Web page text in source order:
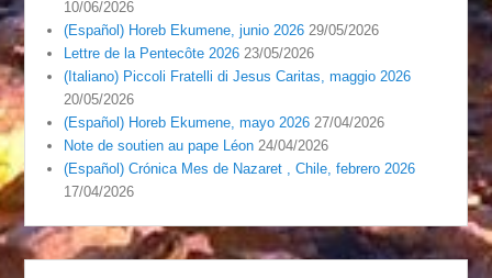
10/06/2026
(Español) Horeb Ekumene, junio 2026 29/05/2026
Lettre de la Pentecôte 2026 23/05/2026
(Italiano) Piccoli Fratelli di Jesus Caritas, maggio 2026
20/05/2026
(Español) Horeb Ekumene, mayo 2026 27/04/2026
Note de soutien au pape Léon 24/04/2026
(Español) Crónica Mes de Nazaret , Chile, febrero 2026
17/04/2026